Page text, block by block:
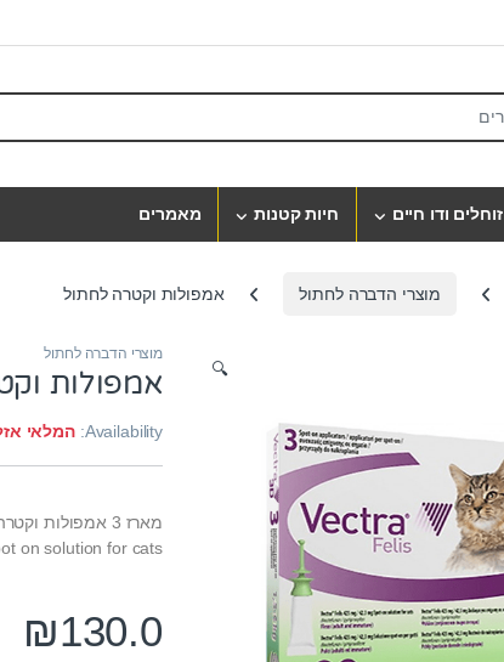
זוחלים ודו חיים חיות קטנות מאמרים
מוצרי הדברה לחתול אמפולות וקטרה לחתול
🔍
מוצרי הדברה לחתול
אמפולות
Availability: המלאי
מארז 3 אמפולות וקטרה 3d
on solution for cats
₪130.0